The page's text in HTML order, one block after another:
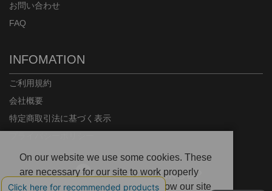
お問い合わせ
FAQ
INFOMATION
ご利用規約
会社概要
特定商取引法に基づく表示
On our website we use some cookies. These
are necessary for our site to work properly
and to give us information about how our site